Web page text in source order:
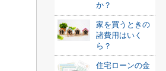
か？
家を買うときの
諸費用はいく
ら？
住宅ローンの金